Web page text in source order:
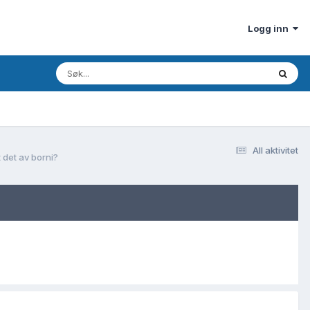
Logg inn
All aktivitet
av borni?